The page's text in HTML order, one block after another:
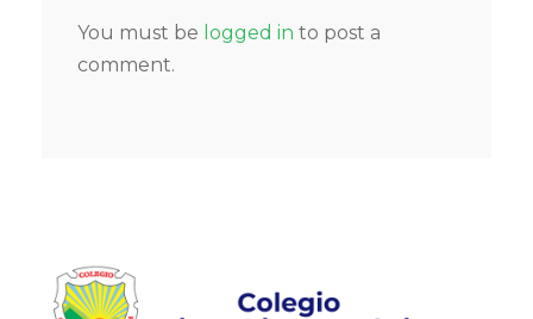
You must be logged in to post a
comment.